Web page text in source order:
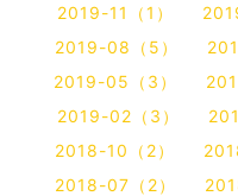
2019-11（1）
2019-08（5）
2019-05（3）
2019-02（3）
2018-10（2）
2018-07（2）